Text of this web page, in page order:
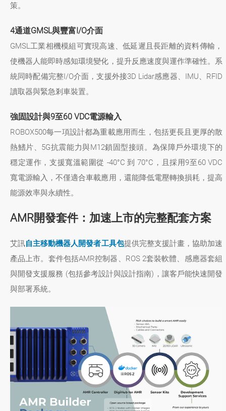
策。
4通道GMSL與豐富I/O介面
GMSL工業相機模組可實現高速、低延遲且長距離的資料傳輸，
使機器人能即時感知環境變化，提升反應速度與運作準確性。系
統同時配備完整I/O介面，支援外接3D Lidar感應器、IMU、RFID
讀取器與緊急剎車裝置。
強固設計與9至60 VDC電源輸入
ROBOX500每一項設計都為重載應用而生，包括更長且更厚的散
熱鰭片、5G抗震能力與M12鎖固型接頭。為保障戶外環境下的
穩定運作，支援寬溫範圍從 -40°C 到 70°C，且採用9至60 VDC
寬電源輸入，不僅適合車載應用，還能降低電壓轉換損耗，提高
能源效率與永續性。
AMR開發套件：加速上市的完整配套方案
艾訊自主移動機器人開發者工具包提供完整支援計畫，協助加速
產品上市。套件包括AMR控制器、ROS 2套裝軟體、感應器套組
與開發支援服務 (包括參考設計與設計指南)，讓客戶能快速開發
與部署系統。